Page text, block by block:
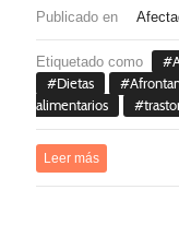
Publicado en
Etiquetado como
Dietas
alimentarios
Leer más